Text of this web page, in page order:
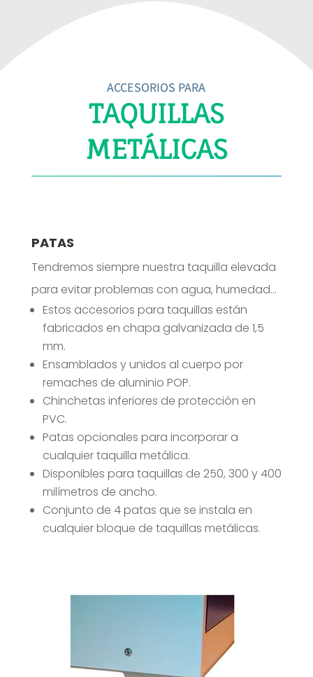
ACCESORIOS PARA
TAQUILLAS
METÁLICAS
PATAS
Tendremos siempre nuestra taquilla elevada
para evitar problemas con agua, humedad…
Estos accesorios para taquillas están
fabricados en chapa galvanizada de 1,5
mm.
Ensamblados y unidos al cuerpo por
remaches de aluminio POP.
Chinchetas inferiores de protección en
PVC.
Patas opcionales para incorporar a
cualquier taquilla metálica.
Disponibles para taquillas de 250, 300 y 400
milímetros de ancho.
Conjunto de 4 patas que se instala en
cualquier bloque de taquillas metálicas.